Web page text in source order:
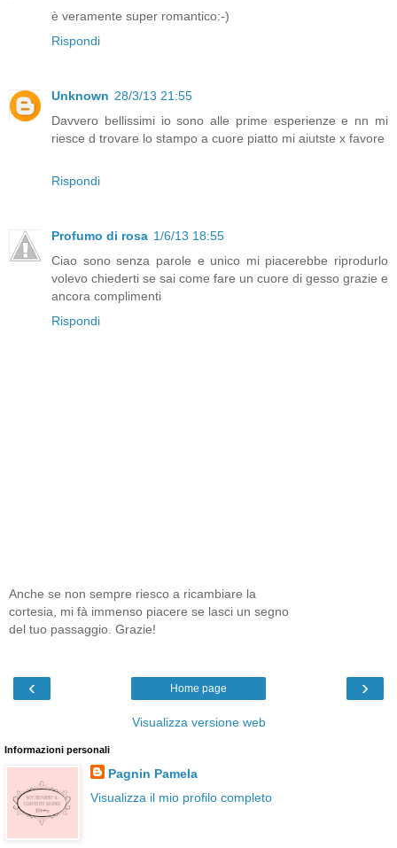
è veramente super romantico:-)
Rispondi
Unknown 28/3/13 21:55
Davvero bellissimi io sono alle prime esperienze e nn mi
riesce d trovare lo stampo a cuore piatto mi aiutste x favore
Rispondi
Profumo di rosa 1/6/13 18:55
Ciao sono senza parole e unico mi piacerebbe riprodurlo
volevo chiederti se sai come fare un cuore di gesso grazie e
ancora complimenti
Rispondi
Anche se non sempre riesco a ricambiare la
cortesia, mi fà immenso piacere se lasci un segno
del tuo passaggio. Grazie!
‹ ›
Home page
Visualizza versione web
Informazioni personali
Pagnin Pamela
Visualizza il mio profilo completo